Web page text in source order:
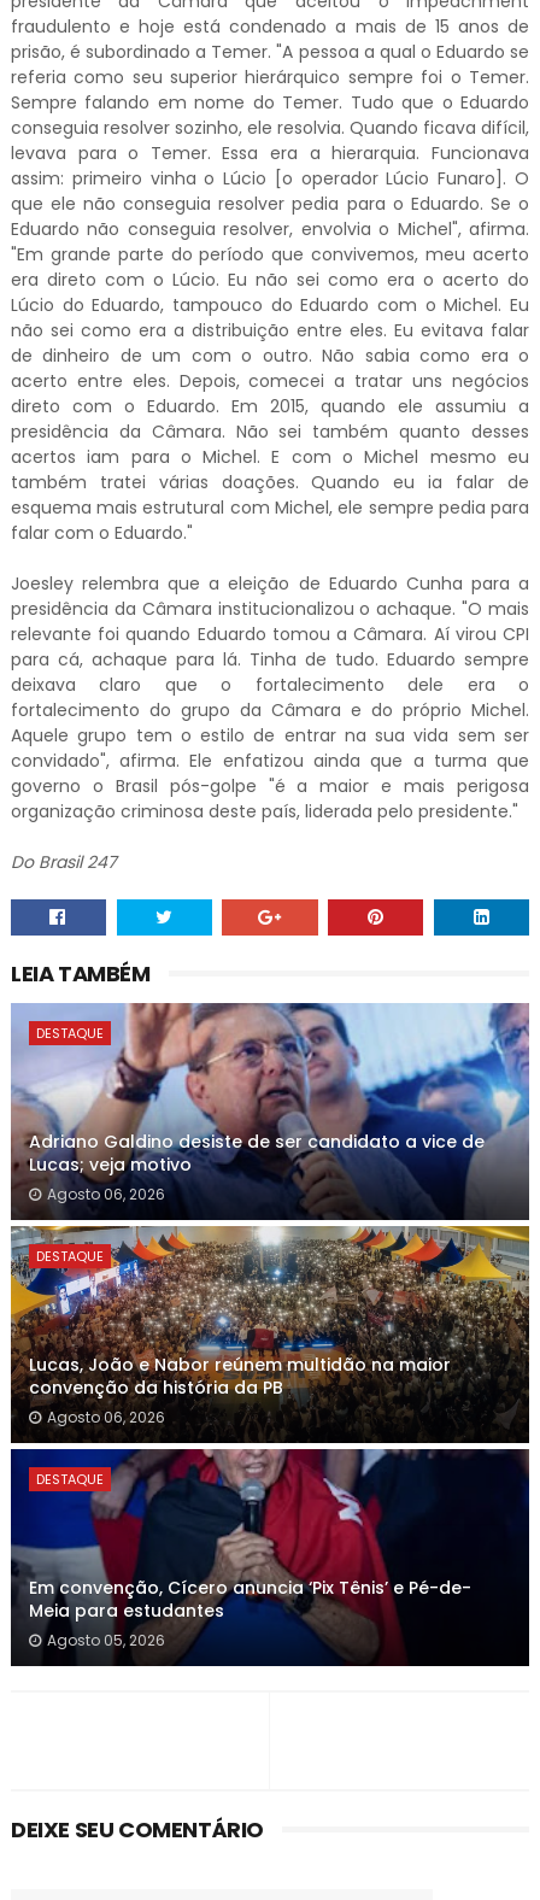
fraudulento e hoje está condenado a mais de 15 anos de
prisão, é subordinado a Temer. "A pessoa a qual o Eduardo se
referia como seu superior hierárquico sempre foi o Temer.
Sempre falando em nome do Temer. Tudo que o Eduardo
conseguia resolver sozinho, ele resolvia. Quando ficava difícil,
levava para o Temer. Essa era a hierarquia. Funcionava
assim: primeiro vinha o Lúcio [o operador Lúcio Funaro]. O
que ele não conseguia resolver pedia para o Eduardo. Se o
Eduardo não conseguia resolver, envolvia o Michel", afirma.
"Em grande parte do período que convivemos, meu acerto
era direto com o Lúcio. Eu não sei como era o acerto do
Lúcio do Eduardo, tampouco do Eduardo com o Michel. Eu
não sei como era a distribuição entre eles. Eu evitava falar
de dinheiro de um com o outro. Não sabia como era o
acerto entre eles. Depois, comecei a tratar uns negócios
direto com o Eduardo. Em 2015, quando ele assumiu a
presidência da Câmara. Não sei também quanto desses
acertos iam para o Michel. E com o Michel mesmo eu
também tratei várias doações. Quando eu ia falar de
esquema mais estrutural com Michel, ele sempre pedia para
falar com o Eduardo."
Joesley relembra que a eleição de Eduardo Cunha para a
presidência da Câmara institucionalizou o achaque. "O mais
relevante foi quando Eduardo tomou a Câmara. Aí virou CPI
para cá, achaque para lá. Tinha de tudo. Eduardo sempre
deixava claro que o fortalecimento dele era o
fortalecimento do grupo da Câmara e do próprio Michel.
Aquele grupo tem o estilo de entrar na sua vida sem ser
convidado", afirma. Ele enfatizou ainda que a turma que
governo o Brasil pós-golpe "é a maior e mais perigosa
organização criminosa deste país, liderada pelo presidente."
Do Brasil 247
LEIA TAMBÉM
DESTAQUE
Adriano Galdino desiste de ser candidato a vice de
Lucas; veja motivo
Agosto 06, 2026
DESTAQUE
Lucas, João e Nabor reúnem multidão na maior
convenção da história da PB
Agosto 06, 2026
DESTAQUE
Em convenção, Cícero anuncia ‘Pix Tênis’ e Pé-de-
Meia para estudantes
Agosto 05, 2026
DEIXE SEU COMENTÁRIO